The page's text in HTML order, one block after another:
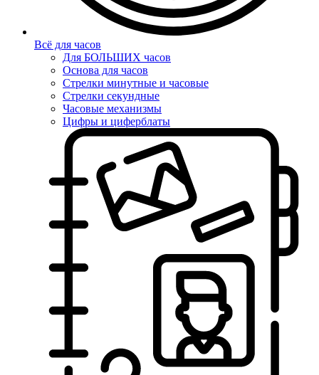
Всё для часов
Для БОЛЬШИХ часов
Основа для часов
Стрелки минутные и часовые
Стрелки секундные
Часовые механизмы
Цифры и циферблаты